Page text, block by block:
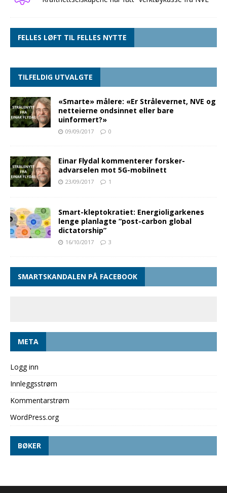
FELLES LØFT TIL FELLES NYTTE
TILFELDIG UTVALGTE
«Smarte» målere: «Er Strålevernet, NVE og
netteierne ondsinnet eller bare
uinformert?»
09/09/2017 0
Einar Flydal kommenterer forsker-
advarselen mot 5G-mobilnett
23/09/2017 1
Smart-kleptokratiet: Energioligarkenes
lenge planlagte “post-carbon global
dictatorship”
16/10/2017 3
SMARTSKANDALEN PÅ FACEBOOK
META
Logg inn
Innleggsstrøm
Kommentarstrøm
WordPress.org
BØKER